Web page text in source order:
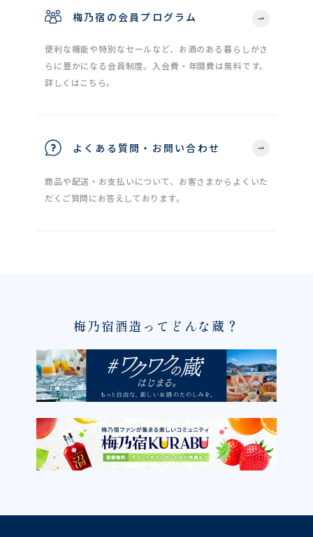
梅乃宿の会員プログラム
便利な機能や特別なセールなど、お酒のある暮らしがさ
らに豊かになる会員制度。入会費・年間費は無料です。
詳しくはこちら。
よくある質問・お問い合わせ
商品や配送・お支払いについて、お客さまからよくいた
だくご質問にお答えしております。
梅乃宿酒造ってどんな蔵？